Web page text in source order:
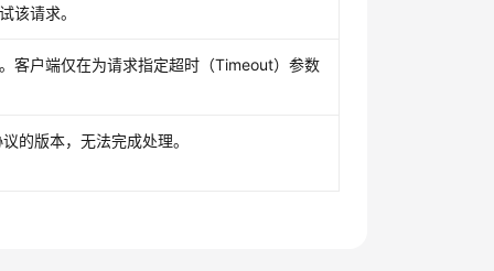
该请求。
客户端仅在为请求指定超时（Timeout）参数
的版本，无法完成处理。